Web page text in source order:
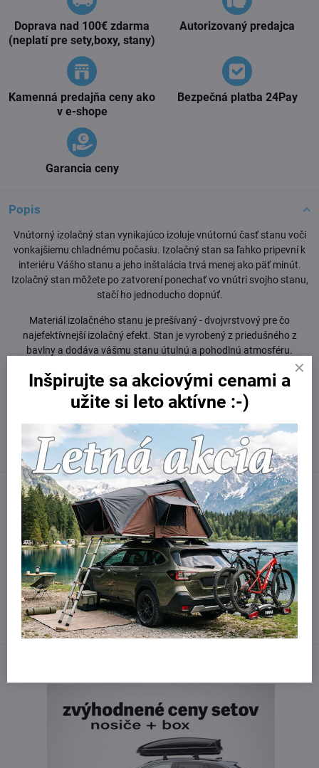
Doprava nad 100€ zdarma
(neplatí pre sety,boxy, stany)
Autorizovaný predajca
Kamenná predajňa ceny ako
v e-shope
Bezpečná platba 24Pay
Garancia ceny
Popis
Vnútorný izolačný stan vynikajúco izoluje vnútornú časť stanu voči
vonkajšiemu chladnému počasiu. Izolačný stan sa ľahko pripevní k
interiéru Vášho stanu a jeho inštalácia trvá menej ako päť minút.
Izolačný stan môžete po zatvorení ponechať vo vnútri svojho stanu,
stačí ho jednoducho dopnúť.
Materiál izolačného stanu je prešívaný - dvojvrstvový pre čo
najefektívnejší izolačný efekt. Stan je vyrobený z priedušného z
bavlny a dodáva vášmu stanu útulnú a pohodlnú atmosféru.
Viac z kategórie
Autostany | kemping iKamper autostany
SkyCamp
FacebookTwitterBlueskyPinterestRedditLinkedInWhatsApp
E-
mail
Potrebujete poradiť?
Kontaktujte nás:
obchod​@northline​.sk
Inšpirujte sa akciovými cenami a
užite si leto aktívne :-)